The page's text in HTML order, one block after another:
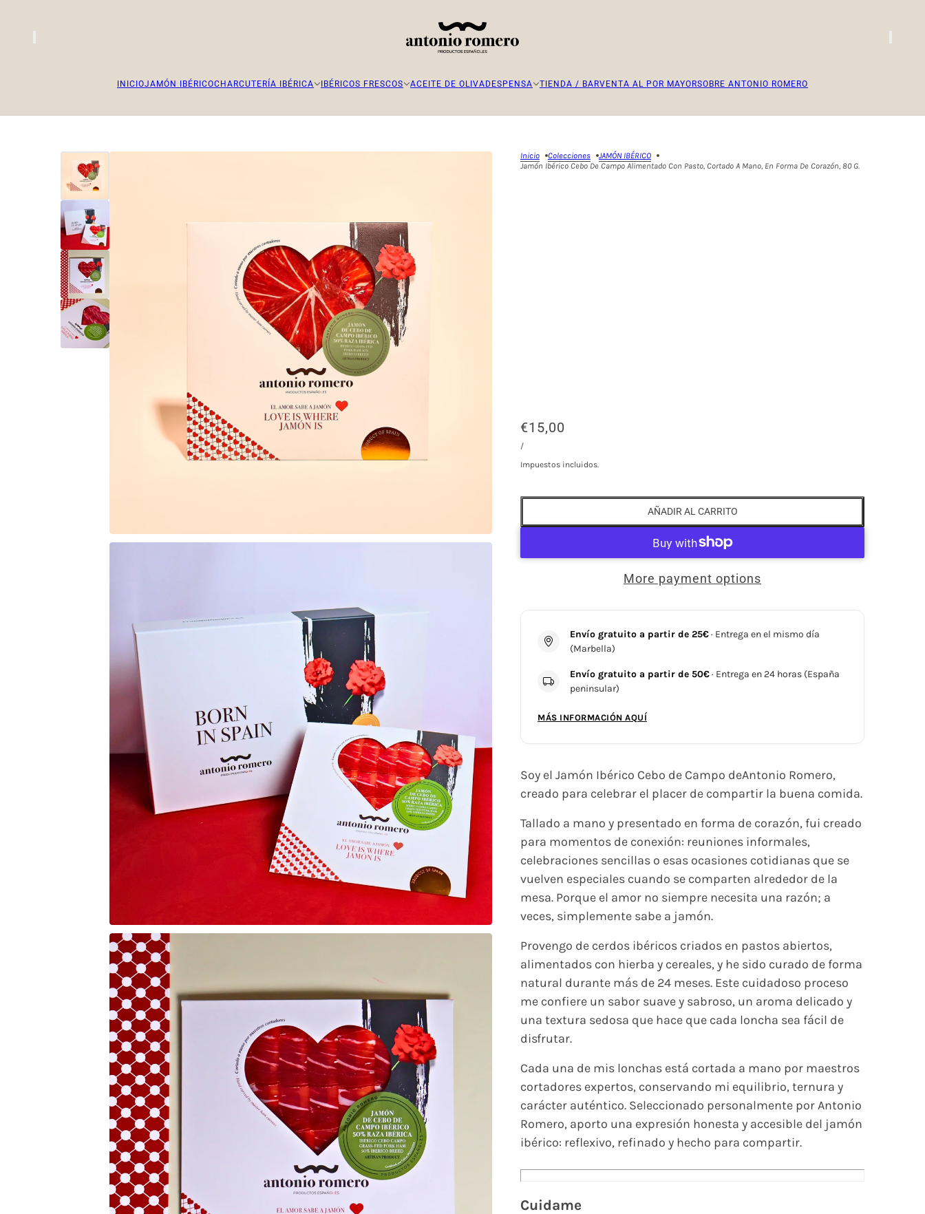
INICIOJAMÓN IBÉRICOCHARCUTERÍA IBÉRICA IBÉRICOS FRESCOS ACEITE DE OLIVA DESPENSA TIENDA / BARVENTA AL POR MAYORSOBRE ANTONIO ROMERO
Inicio Colecciones
JAMÓN IBÉRICO
Jamón Ibérico Cebo De Campo Alimentado Con Pasto, Cortado A Mano, En Forma De Corazón, 80 G.
€15,00
/
Impuestos incluidos.
AÑADIR AL CARRITO
More payment options
Envío gratuito a partir de 25€· Entrega en el mismo día
(Marbella)
Envío gratuito a partir de 50€· Entrega en 24 horas (España
peninsular)
MÁS INFORMACIÓN AQUÍ
Soy el Jamón Ibérico Cebo de Campo deAntonio Romero,
creado para celebrar el placer de compartir la buena comida.
Tallado a mano y presentado en forma de corazón, fui creado
para momentos de conexión: reuniones informales,
celebraciones sencillas o esas ocasiones cotidianas que se
vuelven especiales cuando se comparten alrededor de la
mesa. Porque el amor no siempre necesita una razón; a
veces, simplemente sabe a jamón.
Provengo de cerdos ibéricos criados en pastos abiertos,
alimentados con hierba y cereales, y he sido curado de forma
natural durante más de 24 meses. Este cuidadoso proceso
me confiere un sabor suave y sabroso, un aroma delicado y
una textura sedosa que hace que cada loncha sea fácil de
disfrutar.
Cada una de mis lonchas está cortada a mano por maestros
cortadores expertos, conservando mi equilibrio, ternura y
carácter auténtico. Seleccionado personalmente por Antonio
Romero, aporto una expresión honesta y accesible del jamón
ibérico: reflexivo, refinado y hecho para compartir.
Cuidame